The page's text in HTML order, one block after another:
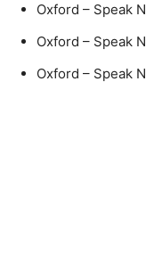
Oxford – Speak
Oxford – Speak
Oxford – Speak